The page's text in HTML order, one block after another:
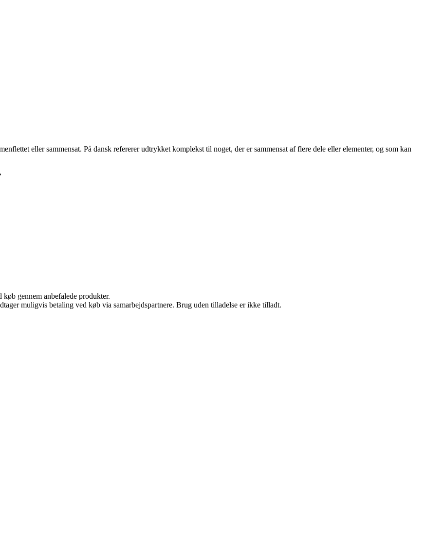
eller sammensat. På dansk refererer udtrykket komplekst til noget, der er sammensat af flere dele eller elementer, og som kan
gennem anbefalede produkter.
muligvis betaling ved køb via samarbejdspartnere. Brug uden tilladelse er ikke tilladt.